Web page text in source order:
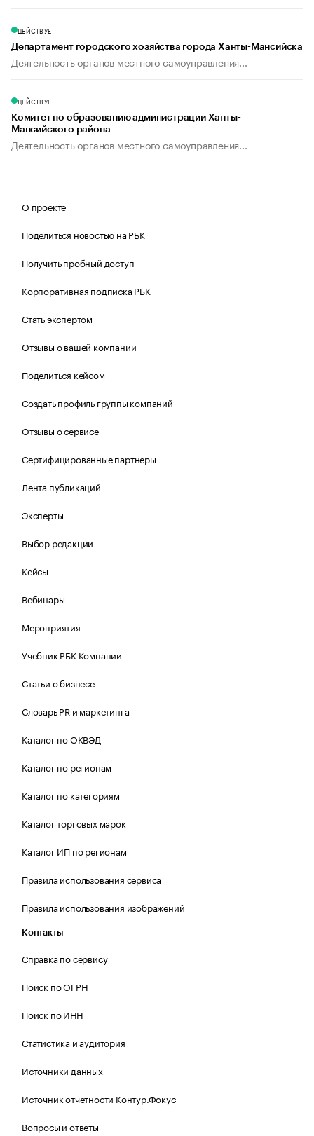
ДЕЙСТВУЕТ
Департамент городского хозяйства города Ханты-Мансийска
Деятельность органов местного самоуправления...
ДЕЙСТВУЕТ
Комитет по образованию администрации Ханты-
Мансийского района
Деятельность органов местного самоуправления...
О проекте
Поделиться новостью на РБК
Получить пробный доступ
Корпоративная подписка РБК
Стать экспертом
Отзывы о вашей компании
Поделиться кейсом
Создать профиль группы компаний
Отзывы о сервисе
Сертифицированные партнеры
Лента публикаций
Эксперты
Выбор редакции
Кейсы
Вебинары
Мероприятия
Учебник РБК Компании
Статьи о бизнесе
Словарь PR и маркетинга
Каталог по ОКВЭД
Каталог по регионам
Каталог по категориям
Каталог торговых марок
Каталог ИП по регионам
Правила использования сервиса
Правила использования изображений
Контакты
Справка по сервису
Поиск по ОГРН
Поиск по ИНН
Статистика и аудитория
Источники данных
Источник отчетности Контур.Фокус
Вопросы и ответы